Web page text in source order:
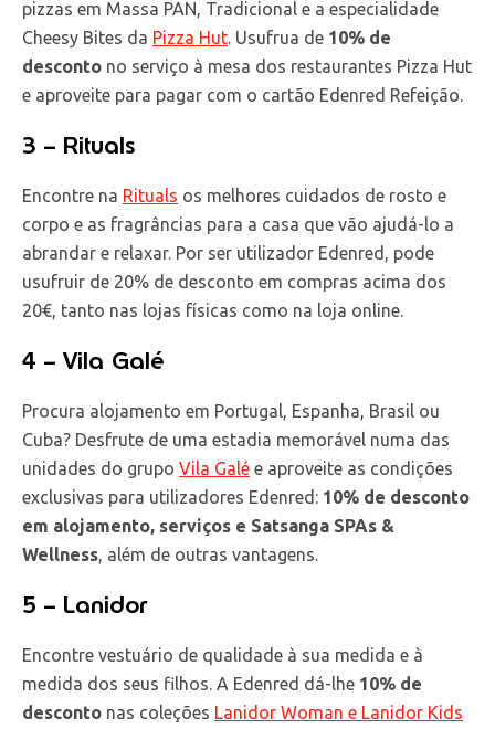
pizzas em Massa PAN, Tradicional e a especialidade
Cheesy Bites da Pizza Hut . Usufrua de 10% de
desconto no serviço à mesa dos restaurantes Pizza Hut
e aproveite para pagar com o cartão Edenred Refeição.
3 – Rituals
Encontre na Rituals os melhores cuidados de rosto e
corpo e as fragrâncias para a casa que vão ajudá-lo a
abrandar e relaxar. Por ser utilizador Edenred, pode
usufruir de 20% de desconto em compras acima dos
20€, tanto nas lojas físicas como na loja online.
4 – Vila Galé
Procura alojamento em Portugal, Espanha, Brasil ou
Cuba? Desfrute de uma estadia memorável numa das
unidades do grupo Vila Galé e aproveite as condições
exclusivas para utilizadores Edenred: 10% de desconto
em alojamento, serviços e Satsanga SPAs &
Wellness , além de outras vantagens.
5 – Lanidor
Encontre vestuário de qualidade à sua medida e à
medida dos seus filhos. A Edenred dá-lhe 10% de
desconto nas coleções Lanidor Woman e Lanidor Kids